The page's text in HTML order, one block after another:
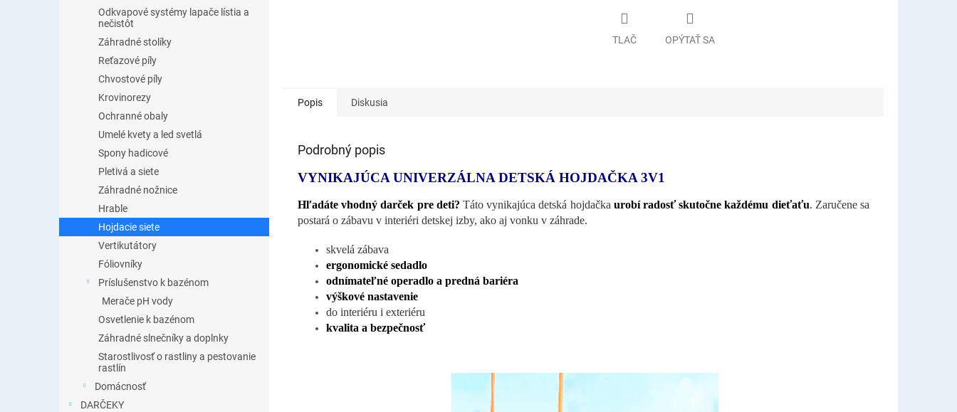
Odkvapové systémy lapače lístia a
nečistôt
Záhradné stolíky
Reťazové píly
Chvostové píly
Krovinorezy
Ochranné obaly
Umelé kvety a led svetlá
Spony hadicové
Pletivá a siete
Záhradné nožnice
Hrable
Hojdacie siete
Vertikutátory
Fóliovníky
Príslušenstvo k bazénom
Merače pH vody
Osvetlenie k bazénom
Záhradné slnečníky a doplnky
Starostlivosť o rastliny a pestovanie
rastlín
Domácnosť
DARČEKY
TLAČ OPÝTAŤ SA
Popis Diskusia
Podrobný popis
VYNIKAJÚCA UNIVERZÁLNA DETSKÁ HOJDAČKA 3V1
Hľadáte vhodný darček pre deti? Táto vynikajúca detská hojdačka urobí radosť skutočne každému dieťaťu. Zaručene sa
postará o zábavu v interiéri detskej izby, ako aj vonku v záhrade.
skvelá zábava
ergonomické sedadlo
odnímateľné operadlo a predná bariéra
výškové nastavenie
do interiéru i exteriéru
kvalita a bezpečnosť